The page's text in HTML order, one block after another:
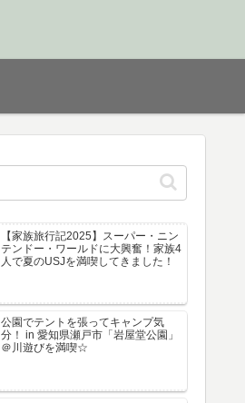
【家族旅行記2025】スーパー・ニン
テンドー・ワールドに大興奮！家族4
人で夏のUSJを満喫してきました！
公園でテントを張ってキャンプ気
分！ in 愛知県瀬戸市「岩屋堂公園」
＠川遊びを満喫☆